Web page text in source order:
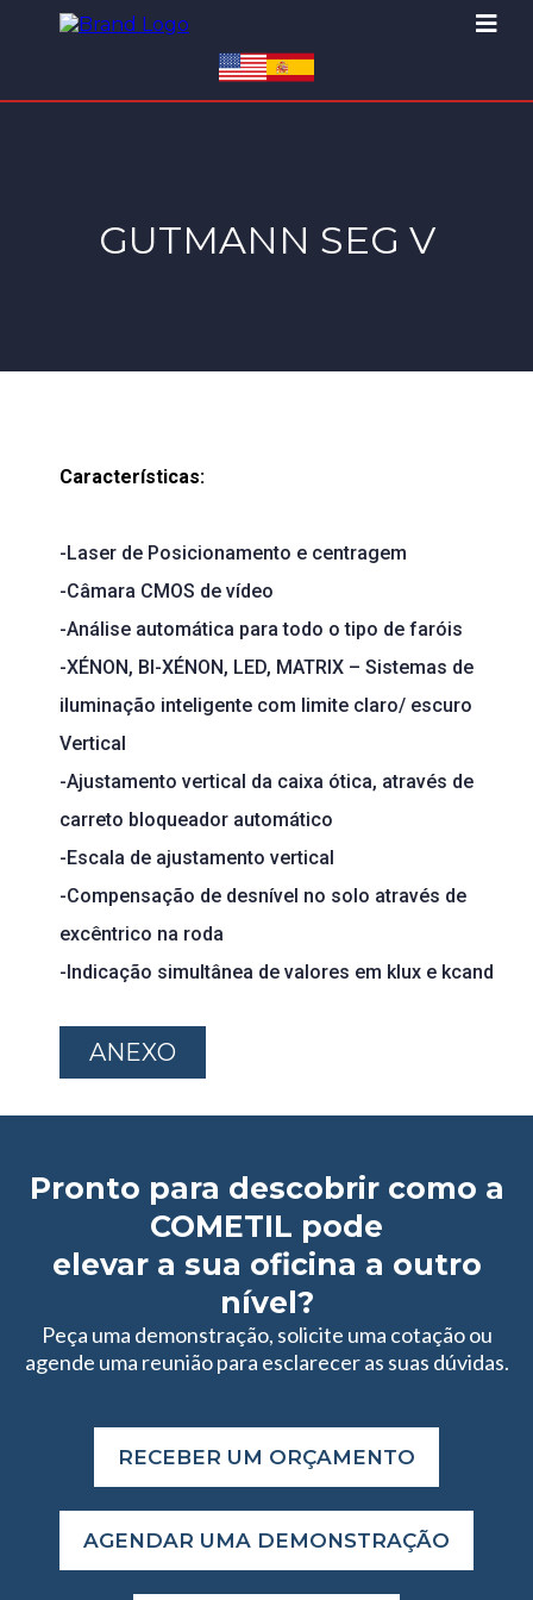
GUTMANN SEG V
Características:
-Laser de Posicionamento e centragem
-Câmara CMOS de vídeo
-Análise automática para todo o tipo de faróis
-XÉNON, BI-XÉNON, LED, MATRIX – Sistemas de
iluminação inteligente com limite claro/ escuro
Vertical
-Ajustamento vertical da caixa ótica, através de
carreto bloqueador automático
-Escala de ajustamento vertical
-Compensação de desnível no solo através de
excêntrico na roda
-Indicação simultânea de valores em klux e kcand
ANEXO
Pronto para descobrir como a
COMETIL pode
elevar a sua oficina a outro
nível?
Peça uma demonstração, solicite uma cotação ou
agende uma reunião para esclarecer as suas dúvidas.
RECEBER UM ORÇAMENTO
AGENDAR UMA DEMONSTRAÇÃO